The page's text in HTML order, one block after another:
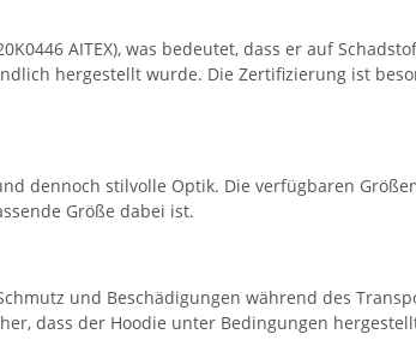
AITEX), was bedeutet, dass er auf
hergestellt wurde. Die Zertifizierung ist
dennoch stilvolle Optik. Die verfügbaren
Größe dabei ist.
und Beschädigungen während des
dass der Hoodie unter Bedingungen